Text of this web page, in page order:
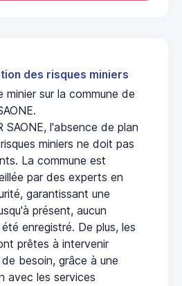
des risques miniers
minier sur la commune de
SAONE, l'absence de plan
miniers ne doit pas
La commune est
par des experts en
garantissant une
présent, aucun
enregistré. De plus, les
prêtes à intervenir
besoin, grâce à une
avec les services